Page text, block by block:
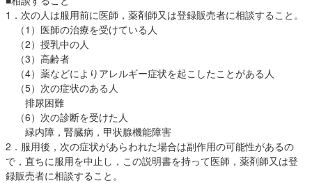
1．次の人は服用前に医師，薬剤師又は登録販売者に相談すること。
（1）医師の治療を受けている人
（2）授乳中の人
（3）高齢者
（4）薬などによりアレルギー症状を起こしたことがある人
（5）次の症状のある人
排尿困難
（6）次の診断を受けた人
緑内障，腎臓病，甲状腺機能障害
2．服用後，次の症状があらわれた場合は副作用の可能性があるの
で，直ちに服用を中止し，この説明書を持って医師，薬剤師又は登
録販売者に相談すること。